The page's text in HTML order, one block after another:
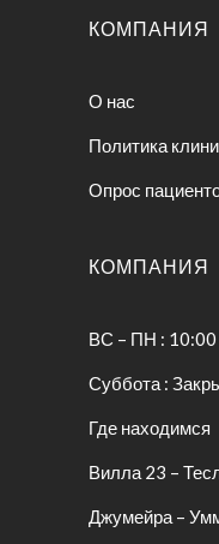
КОМПАНИЯ
О нас
Политика
Опрос
КОМПАНИЯ
ВС – ПН : 10:00
Суббота :
Где находимся
Вилла 23 –
Джумейра –